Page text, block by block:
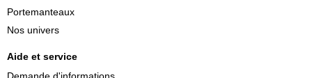
Portemanteaux
Nos univers
Aide et service
Demande d'informations